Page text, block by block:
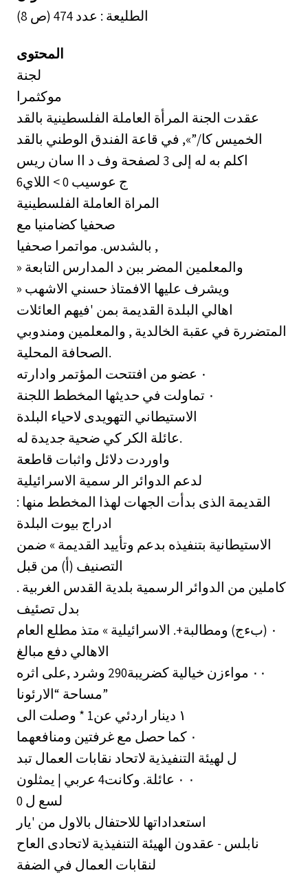
الطليعة : عدد 474 (ص 8)
المحتوى
لجنة
موكثمرا
عقدت الجنة المرأة العاملة الفلسطينية بالقد
الخميس كا/”», في قاعة الفندق الوطني بالقد
اكلم به له إلى 3 لصفحة وف د اا سان ريس
6ج عوسيب 0 > اللاي
المراة العاملة الفلسطينية
صحفيا كضامنيا مع
بالشدس. مواتمرا صحفيا ,
» والمعلمين المضر ببن د المدارس التابعة
» ويشرف عليها الافمتاذ حسني الاشهب
اهالي البلدة القديمة بمن 'فيهم العائلات
المتضررة في عقبة الخالدية , والمعلمين ومندوبي
الصحافة المحلية.
افتتحت المؤتمر وادارته ‎٠‏ عضو من
اللجنة ‎٠‏ تماولت في حديثها المخطط
الاستيطاني التهويدى لاحياء البلدة
عائلة الكر كي ضحية جديدة له.
واوردت دلائل واثبات قاطعة
لدعم الدوائر الر سمية الاسرائيلية
القديمة الذى بدأت الجهات لهذا المخطط منها :
ادراج بيوت البلدة
الاستيطانية بتنفيذه بدعم وتأييد القديمة » ضمن
التصنيف (أ) من قبل
كاملين من الدوائر الرسمية بلدية القدس الغربية .
بدل تصئيف
الاسرائيلية » متذ مطلع العام ‎.+٠‏ (بءج) ومطالبة
الاهالي دفع مبالغ
وشرد ,على اثره ‎290٠٠‏ مواءزن خيالية كضريبة
مساحة “الارئونا”
وصلت الى * ‎1١‏ دينار اردئي عن
غرفتين ومنافعهما ‎٠‏ كما حصل مع
ل لهيئة التنفيذية لاتحاد نقابات العمال تبد
عربي | يمثلون ‎4٠ ٠‏ عائلة. وكانت
لسع ل 0
استعداداتها للاحتفال بالاول من 'يار
نابلس - عقدون الهيئة التنفيذية لاتحادى العاح
لنقابات العمال في الضفة